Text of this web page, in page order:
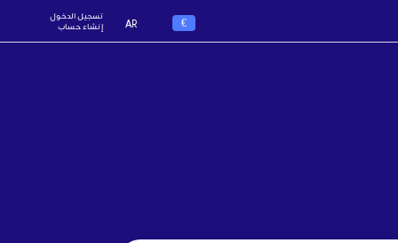
€
AR
تسجيل الدخول
إنشاء حساب